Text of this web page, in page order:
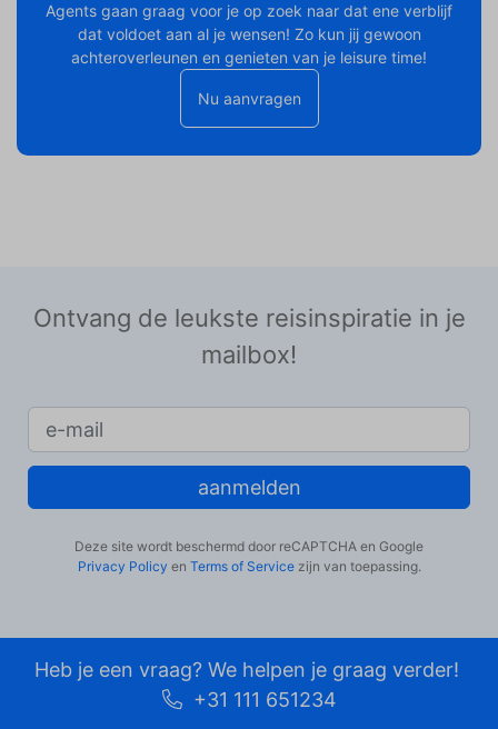
Agents gaan graag voor je op zoek naar dat ene verblijf
dat voldoet aan al je wensen! Zo kun jij gewoon
achteroverleunen en genieten van je leisure time!
Nu aanvragen
Ontvang de leukste reisinspiratie in je
mailbox!
aanmelden
Deze site wordt beschermd door reCAPTCHA en Google
Privacy Policy en Terms of Servicezijn van toepassing.
Heb je een vraag? We helpen je graag verder!
+31 111 651234